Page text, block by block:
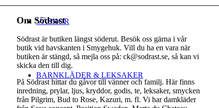
VÄSKOR
BARNKLÄDER & LEKSAKER
Om Södrast
Södrast är butiken längst söderut. Besök oss gärna i vår
butik vid havskanten i Smygehuk. Vill du ha en vara när
butiken är stängd, så mejla oss på: ck@sodrast.se, så kan vi
skicka den till dig.
På Södrast hittar du gåvor till vänner och familj. Här finns
inredning, prylar, ljus, kryddor, godis, te, leksaker, smycken
från Pilgrim, Bud to Rose, Kazuri, m. fl. Vi har damkläder